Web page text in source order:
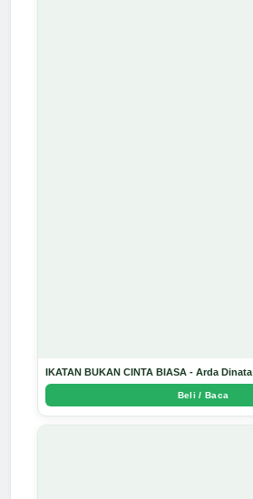
IKATAN BUKAN CINTA BIASA - Arda Dinata
Beli / Baca